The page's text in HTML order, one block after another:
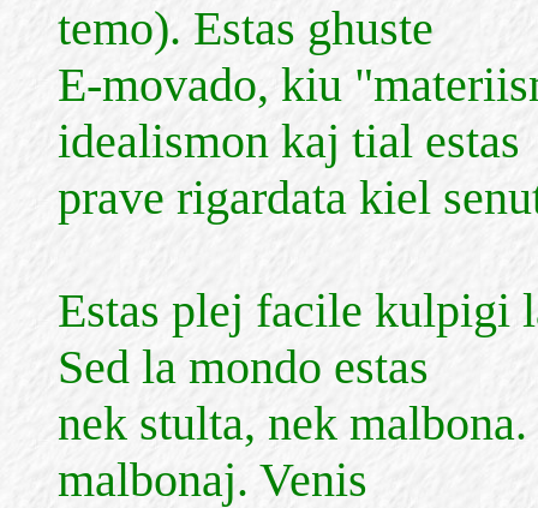
temo). Estas ghuste
E-movado, kiu
idealismon kaj tial estas
prave rigardata kiel
Estas plej facile kulpigi
Sed la mondo estas
nek stulta, nek
malbonaj. Venis